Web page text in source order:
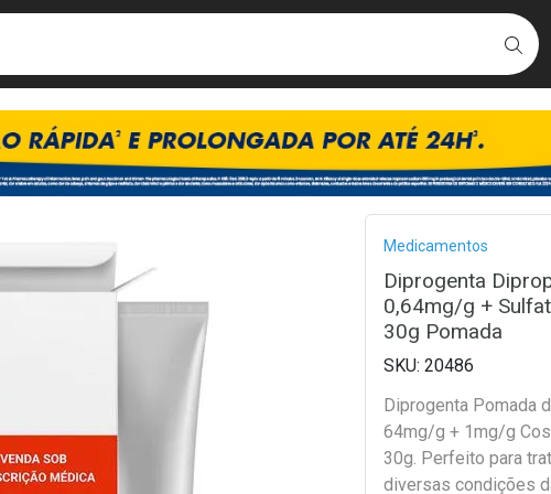
Breadcrumb
Medicamentos
Diprogenta
0,64mg/g +
30g Pomada
20486
Diprogenta Pomada
64mg/g + 1mg/g
30g. Perfeito para
diversas condições